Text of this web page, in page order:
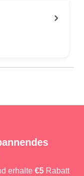
erhalte €5 Rabatt